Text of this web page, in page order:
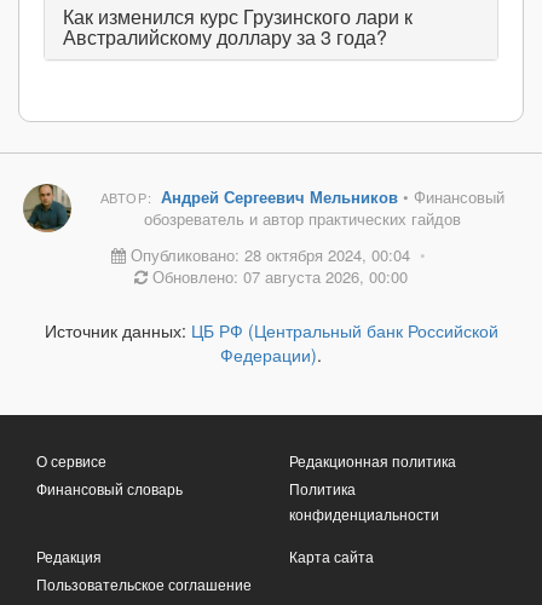
Как изменился курс Грузинского лари к
Австралийскому доллару за 3 года?
АВТОР: Андрей Сергеевич Мельников• Финансовый
обозреватель и автор практических гайдов
Опубликовано: 28 октября 2024, 00:04 •
Обновлено: 07 августа 2026, 00:00
Источник данных: ЦБ РФ (Центральный банк Российской
Федерации).
О сервисе
Финансовый словарь
Редакционная политика
Политика
конфиденциальности
Редакция
Пользовательское соглашение
Карта сайта